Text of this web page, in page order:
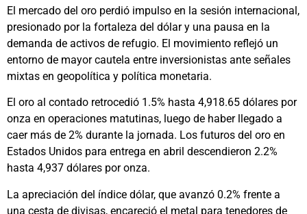
El mercado del oro perdió impulso en la sesión internacional,
presionado por la fortaleza del dólar y una pausa en la
demanda de activos de refugio. El movimiento reflejó un
entorno de mayor cautela entre inversionistas ante señales
mixtas en geopolítica y política monetaria.
El oro al contado retrocedió 1.5% hasta 4,918.65 dólares por
onza en operaciones matutinas, luego de haber llegado a
caer más de 2% durante la jornada. Los futuros del oro en
Estados Unidos para entrega en abril descendieron 2.2%
hasta 4,937 dólares por onza.
La apreciación del índice dólar, que avanzó 0.2% frente a
una cesta de divisas, encareció el metal para tenedores de